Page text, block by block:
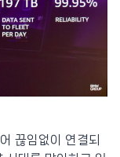
끊임없이 연결되